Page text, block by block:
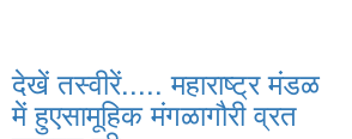
देखें तस्वीरें..... महाराष्ट्र मंडळ
में हुएसामूहिक मंगळागौरी व्रत